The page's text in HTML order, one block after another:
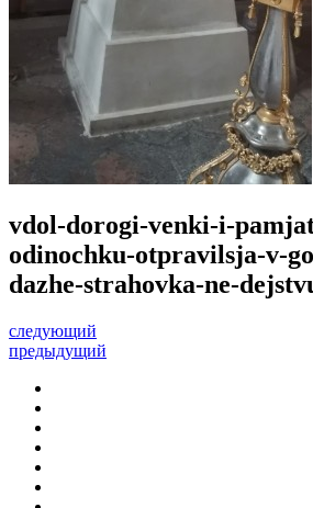
vdol-dorogi-venki-i-
odinochku-otpravilsja-v-
dazhe-strahovka-ne-
следующий
предыдущий